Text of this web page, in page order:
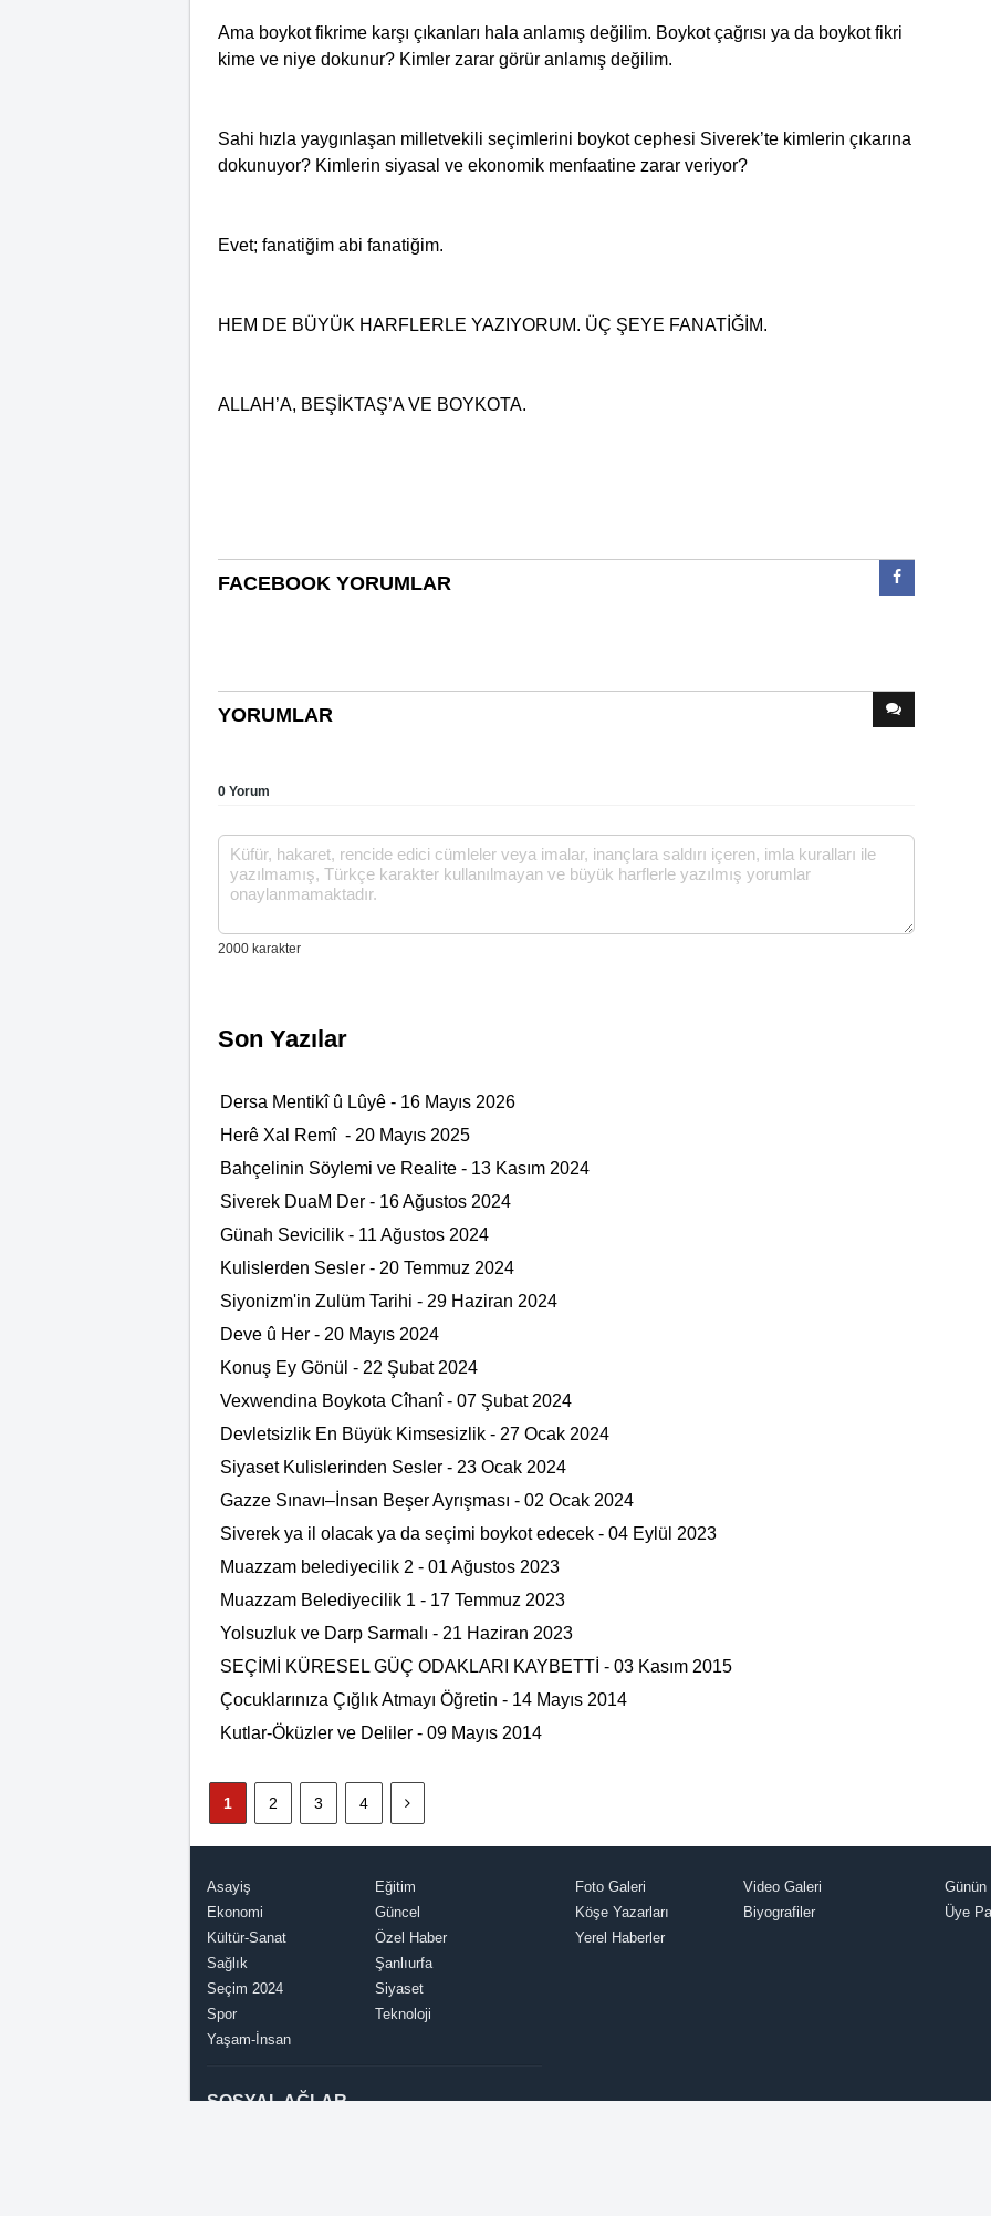
Ama boykot fikrime karşı çıkanları hala anlamış değilim. Boykot çağrısı ya da boykot fikri
kime ve niye dokunur? Kimler zarar görür anlamış değilim.
Sahi hızla yaygınlaşan milletvekili seçimlerini boykot cephesi Siverek’te kimlerin çıkarına
dokunuyor? Kimlerin siyasal ve ekonomik menfaatine zarar veriyor?
Evet; fanatiğim abi fanatiğim.
HEM DE BÜYÜK HARFLERLE YAZIYORUM. ÜÇ ŞEYE FANATİĞİM.
ALLAH’A, BEŞİKTAŞ’A VE BOYKOTA.
FACEBOOK YORUMLAR
YORUMLAR
0 Yorum
Son Yazılar
Dersa Mentikî û Lûyê - 16 Mayıs 2026
Herê Xal Remî - 20 Mayıs 2025
Bahçelinin Söylemi ve Realite - 13 Kasım 2024
Siverek DuaM Der - 16 Ağustos 2024
Günah Sevicilik - 11 Ağustos 2024
Kulislerden Sesler - 20 Temmuz 2024
Siyonizm'in Zulüm Tarihi - 29 Haziran 2024
Deve û Her - 20 Mayıs 2024
Konuş Ey Gönül - 22 Şubat 2024
Vexwendina Boykota Cîhanî - 07 Şubat 2024
Devletsizlik En Büyük Kimsesizlik - 27 Ocak 2024
Siyaset Kulislerinden Sesler - 23 Ocak 2024
Gazze Sınavı–İnsan Beşer Ayrışması - 02 Ocak 2024
Siverek ya il olacak ya da seçimi boykot edecek - 04 Eylül 2023
Muazzam belediyecilik 2 - 01 Ağustos 2023
Muazzam Belediyecilik 1 - 17 Temmuz 2023
Yolsuzluk ve Darp Sarmalı - 21 Haziran 2023
SEÇİMİ KÜRESEL GÜÇ ODAKLARI KAYBETTİ - 03 Kasım 2015
Çocuklarınıza Çığlık Atmayı Öğretin - 14 Mayıs 2014
Kutlar-Öküzler ve Deliler - 09 Mayıs 2014
1 2 3 4
Asayiş
Eğitim
Ekonomi
Güncel
Kültür-Sanat
Özel Haber
Sağlık
Şanlıurfa
Seçim 2024
Siyaset
Spor
Teknoloji
Yaşam-İnsan
SOSYAL AĞLAR
Foto Galeri
Video Galeri
Köşe Yazarları
Biyografiler
Yerel Haberler
Günün
Üye